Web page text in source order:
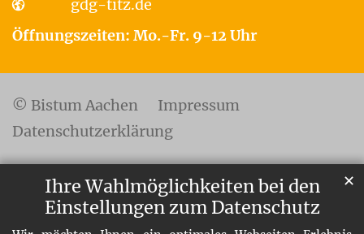
Ihre Wahlmöglichkeiten bei den
Einstellungen zum Datenschutz
✕
gdg-titz.de
Öffnungszeiten: Mo.-Fr. 9-12 Uhr
© Bistum Aachen
Impressum
Datenschutzerklärung